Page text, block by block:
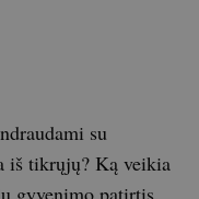
su
iš tikrųjų? Ką veikia
gyvenimo patirtis,